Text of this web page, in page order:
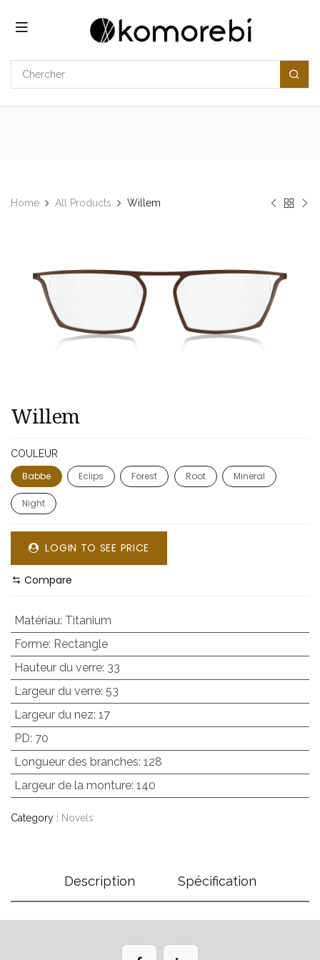
Home All Products ​​Willem
​​Willem
COULEUR
Babbe Eclips Forest Root Mineral
Night
LOGIN TO SEE PRICE
Compare
Matériau: Titanium
Forme: Rectangle
Hauteur du verre: 33
Largeur du verre: 53
Largeur du nez: 17
PD: 70
Longueur des branches: 128
Largeur de la monture: 140
Category : Novels
Description Spécification